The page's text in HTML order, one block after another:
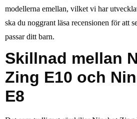
modellerna emellan, vilket vi har
ska du noggrant läsa recensionen för att
passar ditt barn.
Skillnad mellan
Zing E10 och
E8